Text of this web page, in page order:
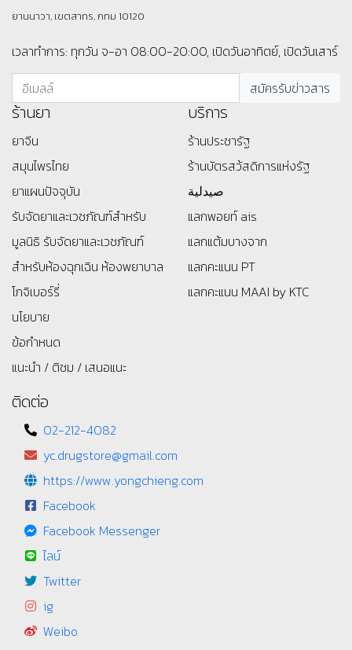
ยานนาวา, เขตสาทร, กทม 10120
เวลาทำการ: ทุกวัน จ-อา 08:00-20:00, เปิดวันอาทิตย์, เปิดวันเสาร์
ร้านยา
ยาจีน
สมุนไพรไทย
ยาแผนปัจจุบัน
รับจัดยาและเวชภัณฑ์สำหรับ
มูลนิธิ รับจัดยาและเวชภัณฑ์
สำหรับห้องฉุกเฉิน ห้องพยาบาล
โกจิเบอร์รี่
นโยบาย
ข้อกำหนด
แนะนำ / ติชม / เสนอแนะ
บริการ
ร้านประชารัฐ
ร้านบัตรสว้สดิการแห่งรัฐ
صيدلية
แลกพอยท์ ais
แลกแต้มบางจาก
แลกคะแนน PT
แลกคะแนน MAAI by KTC
ติดต่อ
02-212-4082
yc.drugstore@gmail.com
https://www.yongchieng.com
Facebook
Facebook Messenger
ไลน์
Twitter
ig
Weibo